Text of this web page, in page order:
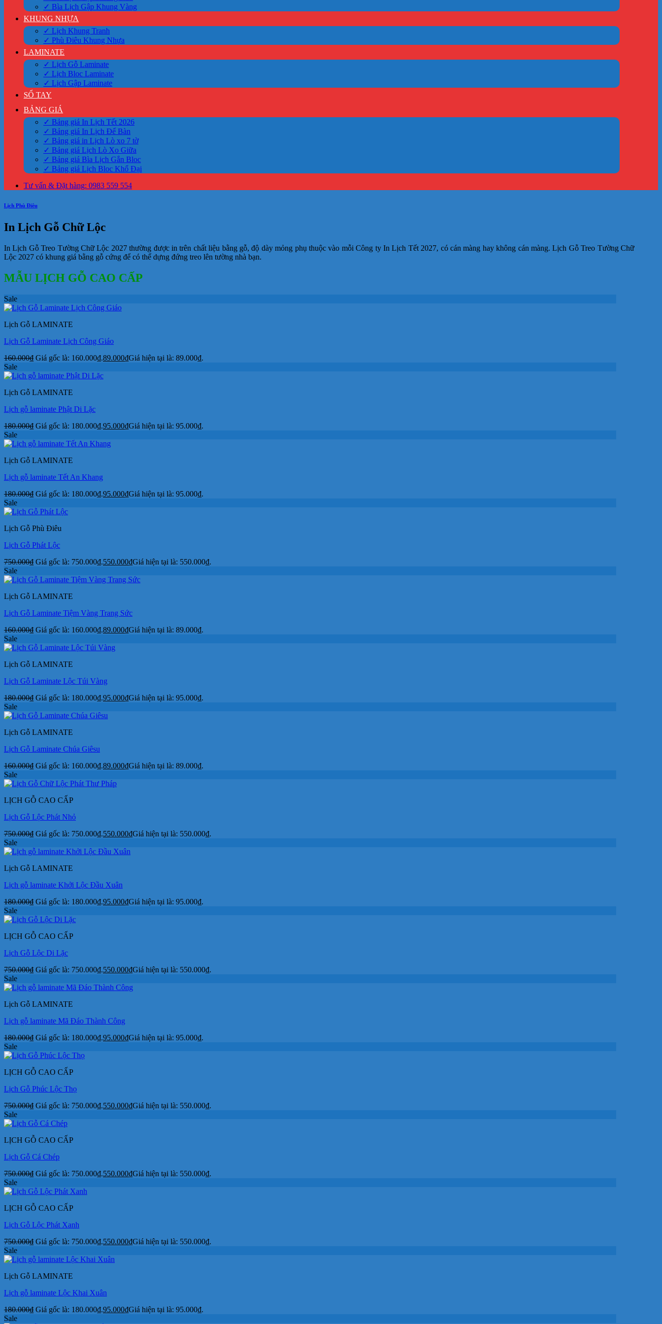
✓ Bìa Lịch Gập Khung Vàng
KHUNG NHỰA
✓ Lịch Khung Tranh
✓ Phù Điêu Khung Nhựa
LAMINATE
✓ Lịch Gỗ Laminate
✓ Lịch Bloc Laminate
✓ Lịch Gập Laminate
SỔ TAY
BẢNG GIÁ
✓ Bảng giá In Lịch Tết 2026
✓ Bảng giá In Lịch Để Bàn
✓ Bảng giá in Lịch Lò xo 7 tờ
✓ Bảng giá Lịch Lò Xo Giữa
✓ Bảng giá Bìa Lịch Gắn Bloc
✓ Bảng giá Lịch Bloc Khổ Đại
Tư vấn & Đặt hàng: 0983 559 554
Lịch Phù Điêu
In Lịch Gỗ Chữ Lộc
In Lịch Gỗ Treo Tường Chữ Lộc 2027 thường được in trên chất liệu bằng gỗ, độ dày mỏng phụ thuộc vào mỗi Công ty In Lịch Tết 2027, có cán màng hay không cán màng. Lịch Gỗ Treo Tường Chữ
Lộc 2027 có khung giá bằng gỗ cứng để có thể dựng đứng treo lên tường nhà bạn.
MẪU LỊCH GỖ CAO CẤP
Sale
Lịch Gỗ LAMINATE
Lịch Gỗ Laminate Lịch Công Giáo
160.000₫ Giá gốc là: 160.000₫.89.000₫Giá hiện tại là: 89.000₫.
Sale
Lịch Gỗ LAMINATE
Lịch gỗ laminate Phật Di Lặc
180.000₫ Giá gốc là: 180.000₫.95.000₫Giá hiện tại là: 95.000₫.
Sale
Lịch Gỗ LAMINATE
Lịch gỗ laminate Tết An Khang
180.000₫ Giá gốc là: 180.000₫.95.000₫Giá hiện tại là: 95.000₫.
Sale
Lịch Gỗ Phù Điêu
Lịch Gỗ Phát Lộc
750.000₫ Giá gốc là: 750.000₫.550.000₫Giá hiện tại là: 550.000₫.
Sale
Lịch Gỗ LAMINATE
Lịch Gỗ Laminate Tiệm Vàng Trang Sức
160.000₫ Giá gốc là: 160.000₫.89.000₫Giá hiện tại là: 89.000₫.
Sale
Lịch Gỗ LAMINATE
Lịch Gỗ Laminate Lộc Túi Vàng
180.000₫ Giá gốc là: 180.000₫.95.000₫Giá hiện tại là: 95.000₫.
Sale
Lịch Gỗ LAMINATE
Lịch Gỗ Laminate Chúa Giêsu
160.000₫ Giá gốc là: 160.000₫.89.000₫Giá hiện tại là: 89.000₫.
Sale
LỊCH GỖ CAO CẤP
Lịch Gỗ Lộc Phát Nhỏ
750.000₫ Giá gốc là: 750.000₫.550.000₫Giá hiện tại là: 550.000₫.
Sale
Lịch Gỗ LAMINATE
Lịch gỗ laminate Khởi Lộc Đầu Xuân
180.000₫ Giá gốc là: 180.000₫.95.000₫Giá hiện tại là: 95.000₫.
Sale
LỊCH GỖ CAO CẤP
Lịch Gỗ Lộc Di Lặc
750.000₫ Giá gốc là: 750.000₫.550.000₫Giá hiện tại là: 550.000₫.
Sale
Lịch Gỗ LAMINATE
Lịch gỗ laminate Mã Đáo Thành Công
180.000₫ Giá gốc là: 180.000₫.95.000₫Giá hiện tại là: 95.000₫.
Sale
LỊCH GỖ CAO CẤP
Lịch Gỗ Phúc Lộc Thọ
750.000₫ Giá gốc là: 750.000₫.550.000₫Giá hiện tại là: 550.000₫.
Sale
LỊCH GỖ CAO CẤP
Lịch Gỗ Cá Chép
750.000₫ Giá gốc là: 750.000₫.550.000₫Giá hiện tại là: 550.000₫.
Sale
LỊCH GỖ CAO CẤP
Lịch Gỗ Lộc Phát Xanh
750.000₫ Giá gốc là: 750.000₫.550.000₫Giá hiện tại là: 550.000₫.
Sale
Lịch Gỗ LAMINATE
Lịch gỗ laminate Lộc Khai Xuân
180.000₫ Giá gốc là: 180.000₫.95.000₫Giá hiện tại là: 95.000₫.
Sale